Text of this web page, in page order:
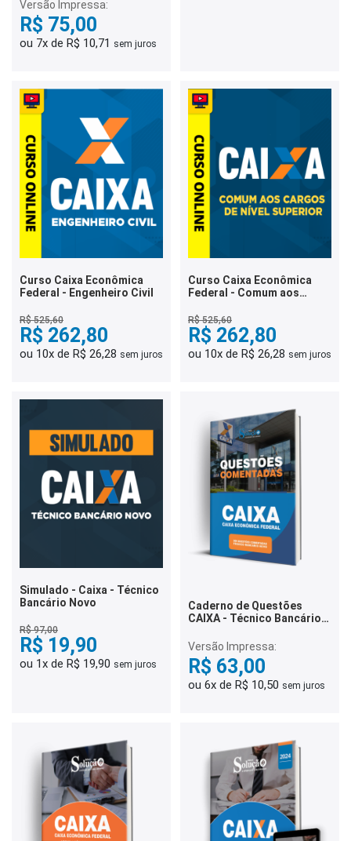
Versão Impressa:
R$ 75,00
ou 7x de R$ 10,71 sem juros
Curso Caixa Econômica
Federal - Engenheiro Civil
R$ 525,60
R$ 262,80
ou 10x de R$ 26,28 sem juros
Curso Caixa Econômica
Federal - Comum aos
R$ 525,60
R$ 262,80
ou 10x de R$ 26,28 sem juros
Simulado - Caixa - Técnico
Bancário Novo
R$ 97,00
R$ 19,90
ou 1x de R$ 19,90 sem juros
Caderno de Questões
CAIXA - Técnico Bancário
Comentadas
Versão Impressa:
R$ 63,00
ou 6x de R$ 10,50 sem juros